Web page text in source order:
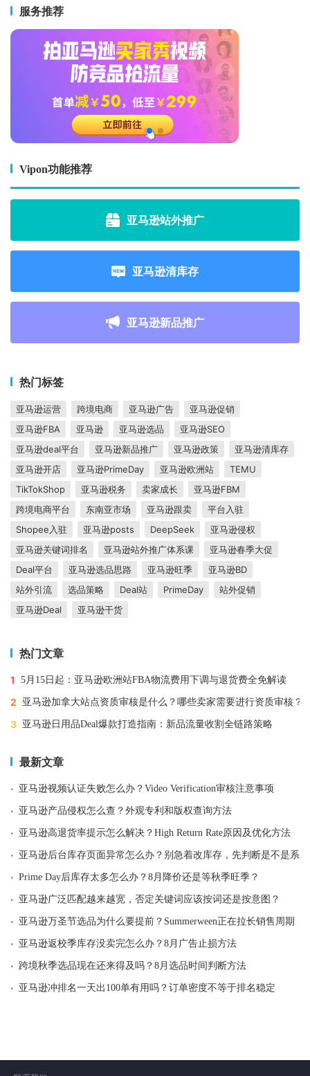
服务推荐
Vipon功能推荐
亚马逊站外推广
亚马逊清库存
亚马逊新品推广
热门标签
亚马逊运营 跨境电商 亚马逊广告
亚马逊促销
亚马逊FBA
亚马逊 亚马逊选品
亚马逊SEO
亚马逊deal平台
亚马逊新品推广 亚马逊政策
亚马逊清库存
亚马逊开店
亚马逊PrimeDay 亚马逊欧洲站
TEMU
TikTokShop
亚马逊税务 卖家成长
亚马逊FBM
跨境电商平台
东南亚市场 亚马逊跟卖
平台入驻
Shopee入驻
亚马逊posts DeepSeek
亚马逊侵权
亚马逊关键词排名
亚马逊站外推广体系课
亚马逊春季大促
Deal平台
亚马逊选品思路 亚马逊旺季
亚马逊BD
站外引流
选品策略 Deal站 PrimeDay
站外促销
亚马逊Deal
亚马逊干货
热门文章
1 5月15日起：亚马逊欧洲站FBA物流费用下调与退货费全免解读
2 亚马逊加拿大站点资质审核是什么？哪些卖家需要进行资质审核？
3 亚马逊日用品Deal爆款打造指南：新品流量收割全链路策略
最新文章
· 亚马逊视频认证失败怎么办？Video Verification审核注意事项
· 亚马逊产品侵权怎么查？外观专利和版权查询方法
· 亚马逊高退货率提示怎么解决？High Return Rate原因及优化方法
· 亚马逊后台库存页面异常怎么办？别急着改库存，先判断是不是系
· Prime Day后库存太多怎么办？8月降价还是等秋季旺季？
· 亚马逊广泛匹配越来越宽，否定关键词应该按词还是按意图？
· 亚马逊万圣节选品为什么要提前？Summerween正在拉长销售周期
· 亚马逊返校季库存没卖完怎么办？8月广告止损方法
· 跨境秋季选品现在还来得及吗？8月选品时间判断方法
· 亚马逊冲排名一天出100单有用吗？订单密度不等于排名稳定